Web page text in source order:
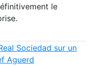
le
Sociedad sur un
Aguerd